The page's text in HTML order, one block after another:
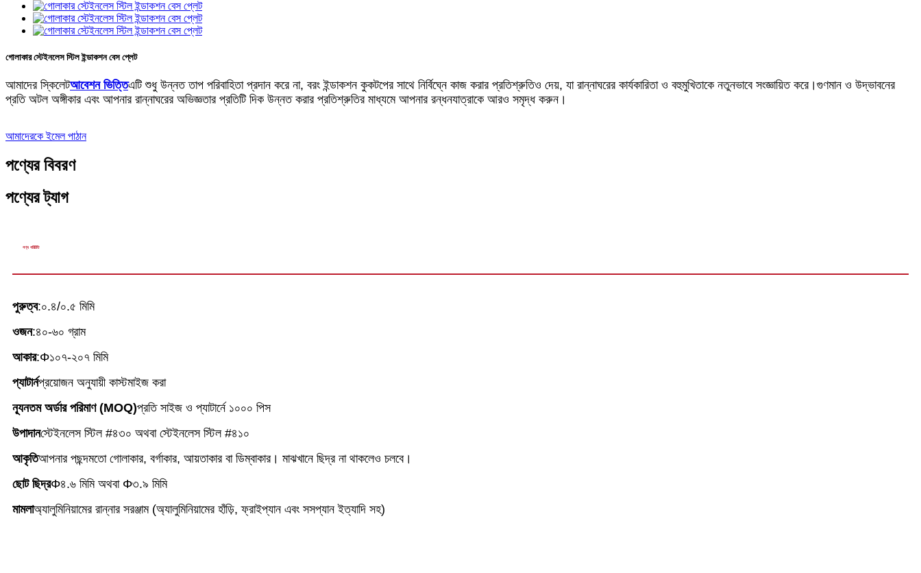
গোলাকার স্টেইনলেস স্টিল ইন্ডাকশন বেস প্লেট
আমাদের স্কিলেটআবেশন ভিত্তিএটি শুধু উন্নত তাপ পরিবাহিতা প্রদান করে না, বরং ইন্ডাকশন কুকটপের সাথে নির্বিঘ্নে কাজ করার প্রতিশ্রুতিও দেয়, যা রান্নাঘরের কার্যকারিতা ও বহুমুখিতাকে নতুনভাবে সংজ্ঞায়িত করে। গুণমান ও উদ্ভাবনের
প্রতি অটল অঙ্গীকার এবং আপনার রান্নাঘরের অভিজ্ঞতার প্রতিটি দিক উন্নত করার প্রতিশ্রুতির মাধ্যমে আপনার রন্ধনযাত্রাকে আরও সমৃদ্ধ করুন।
আমাদেরকে ইমেল পাঠান
পণ্যের বিবরণ
পণ্যের ট্যাগ
পণ্য পরিচিতি
পুরুত্ব:০.৪/০.৫ মিমি
ওজন:৪০-৬০ গ্রাম
আকার:Φ১০৭-২০৭ মিমি
প্যাটার্নপ্রয়োজন অনুযায়ী কাস্টমাইজ করা
ন্যূনতম অর্ডার পরিমাণ (MOQ)প্রতি সাইজ ও প্যাটার্নে ১০০০ পিস
উপাদানস্টেইনলেস স্টিল #৪৩০ অথবা স্টেইনলেস স্টিল #৪১০
আকৃতিআপনার পছন্দমতো গোলাকার, বর্গাকার, আয়তাকার বা ডিম্বাকার। মাঝখানে ছিদ্র না থাকলেও চলবে।
ছোট ছিদ্রΦ৪.৬ মিমি অথবা Φ৩.৯ মিমি
মামলাঅ্যালুমিনিয়ামের রান্নার সরঞ্জাম (অ্যালুমিনিয়ামের হাঁড়ি, ফ্রাইপ্যান এবং সসপ্যান ইত্যাদি সহ)